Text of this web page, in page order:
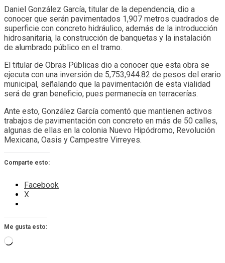
Daniel González García, titular de la dependencia, dio a
conocer que serán pavimentados 1,907 metros cuadrados de
superficie con concreto hidráulico, además de la introducción
hidrosanitaria, la construcción de banquetas y la instalación
de alumbrado público en el tramo.
El titular de Obras Públicas dio a conocer que esta obra se
ejecuta con una inversión de 5,753,944.82 de pesos del erario
municipal, señalando que la pavimentación de esta vialidad
será de gran beneficio, pues permanecía en terracerías.
Ante esto, González García comentó que mantienen activos
trabajos de pavimentación con concreto en más de 50 calles,
algunas de ellas en la colonia Nuevo Hipódromo, Revolución
Mexicana, Oasis y Campestre Virreyes.
Comparte esto:
Facebook
X
Me gusta esto:
Cargando...